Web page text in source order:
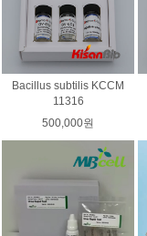
Bacillus subtilis KCCM
11316
500,000원